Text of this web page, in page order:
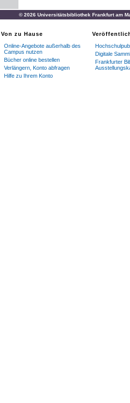
© 2026 Universitätsbibliothek Frankfurt am
Von zu Hause
Online-Angebote außerhalb des
Campus nutzen
Bücher online bestellen
Verlängern, Konto abfragen
Hilfe zu Ihrem Konto
Digitale
Frankfurter